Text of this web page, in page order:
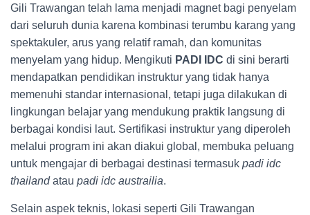
Gili Trawangan telah lama menjadi magnet bagi penyelam
dari seluruh dunia karena kombinasi terumbu karang yang
spektakuler, arus yang relatif ramah, dan komunitas
menyelam yang hidup. Mengikuti PADI IDC di sini berarti
mendapatkan pendidikan instruktur yang tidak hanya
memenuhi standar internasional, tetapi juga dilakukan di
lingkungan belajar yang mendukung praktik langsung di
berbagai kondisi laut. Sertifikasi instruktur yang diperoleh
melalui program ini akan diakui global, membuka peluang
untuk mengajar di berbagai destinasi termasuk padi idc
thailandatau padi idc austrailia.
Selain aspek teknis, lokasi seperti Gili Trawangan